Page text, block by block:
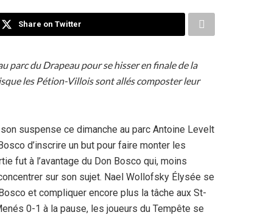
Share on Twitter
parc du Drapeau pour se hisser en finale de la
les Pétion-Villois sont allés composter leur
suspense ce dimanche au parc Antoine Levelt
d’inscrire un but pour faire monter les
fut à l’avantage du Don Bosco qui, moins
sur son sujet. Nael Wollofsky Élysée se
et compliquer encore plus la tâche aux St-
0-1 à la pause, les joueurs du Tempête se